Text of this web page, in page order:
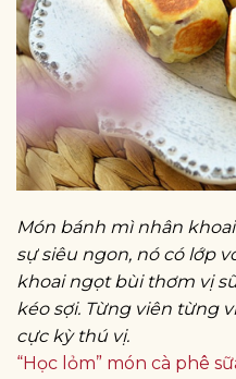
Món bánh mì nhân
sự siêu ngon, nó có lớp
khoai ngọt bùi thơm vị
kéo sợi. Từng viên từng
cực kỳ thú vị.
“Học lỏm” món cà phê